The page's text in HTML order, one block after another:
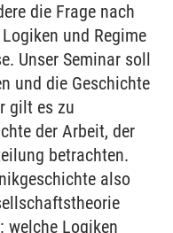
die Frage nach
und Regime
Unser Seminar soll
und die Geschichte
gilt es zu
der Arbeit, der
betrachten.
also
welche Logiken